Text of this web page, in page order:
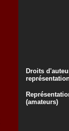
Droits
(amateurs)